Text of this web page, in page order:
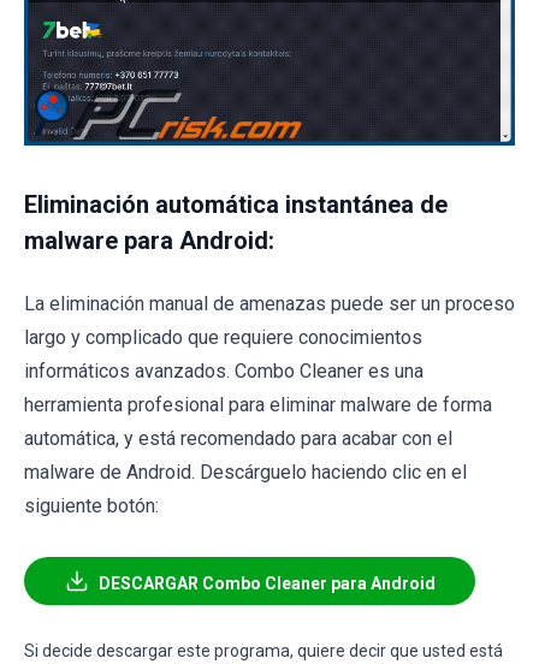
Eliminación automática instantánea de
malware para Android:
La eliminación manual de amenazas puede ser un proceso
largo y complicado que requiere conocimientos
informáticos avanzados. Combo Cleaner es una
herramienta profesional para eliminar malware de forma
automática, y está recomendado para acabar con el
malware de Android. Descárguelo haciendo clic en el
siguiente botón:
DESCARGAR Combo Cleaner para Android
Si decide descargar este programa, quiere decir que usted está